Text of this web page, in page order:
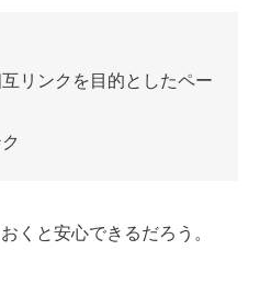
リンクを目的としたペー
くと安心できるだろう。